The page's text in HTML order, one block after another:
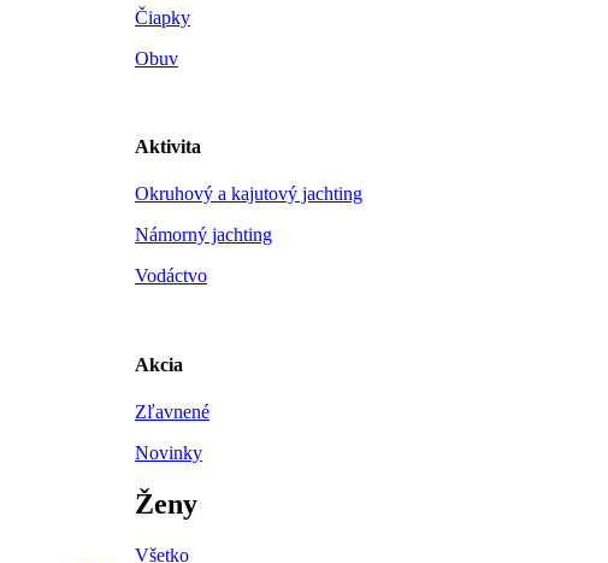
Čiapky
Obuv
Aktivita
Okruhový a kajutový jachting
Námorný jachting
Vodáctvo
Akcia
Zľavnené
Novinky
Ženy
Všetko